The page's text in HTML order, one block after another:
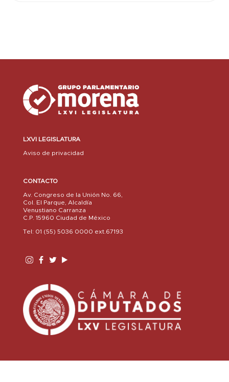
LXVI LEGISLATURA
Aviso de privacidad
CONTACTO
Av. Congreso de la Unión No. 66,
Col. El Parque, Alcaldía
Venustiano Carranza
C.P. 15960 Ciudad de México
Tel: 01 (55) 5036 0000 ext.67193